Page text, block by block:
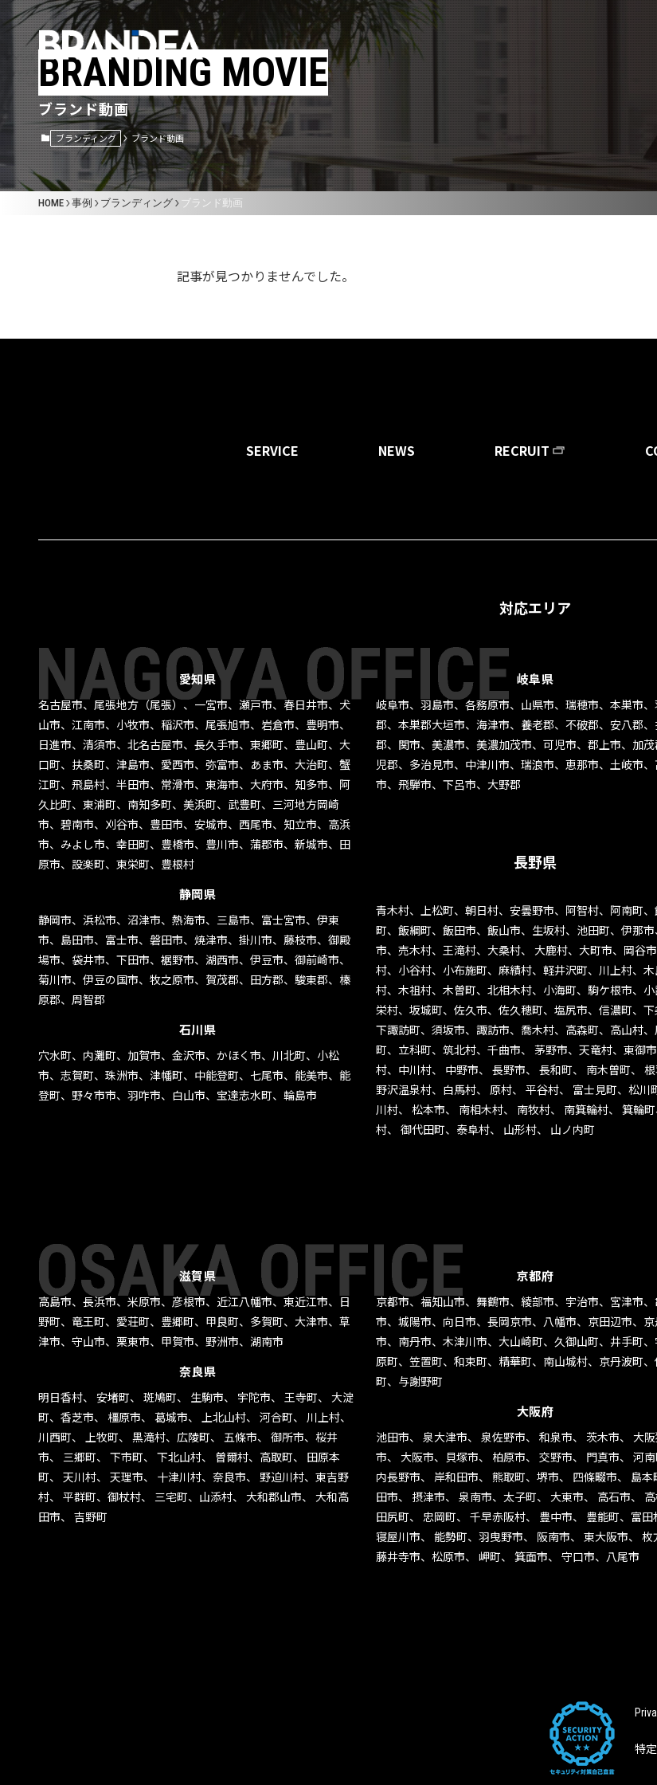
HOME
ABOUT US
会社概要
制作・開発料金のお見積り、サービスに関するご相談など、
お問い合わせフォーム 052-
BRANDING MOVIE
ブランド動画
ブランディング ブランド動画
HOME 事例 ブランディング ブランド動画
記事が見つかりませんでした。
SERVICE NEWS RECRUIT
対応エリア
愛知県
名古屋市、尾張地方（尾張）、一宮市、瀬戸市、春日井市、犬
山市、江南市、小牧市、稲沢市、尾張旭市、岩倉市、豊明市、
日進市、清須市、北名古屋市、長久手市、東郷町、豊山町、大
口町、扶桑町、津島市、愛西市、弥富市、あま市、大治町、蟹
江町、飛島村、半田市、常滑市、東海市、大府市、知多市、阿
久比町、東浦町、南知多町、美浜町、武豊町、三河地方岡崎
市、碧南市、刈谷市、豊田市、安城市、西尾市、知立市、高浜
市、みよし市、幸田町、豊橋市、豊川市、蒲郡市、新城市、田
原市、設楽町、東栄町、豊根村
静岡県
静岡市、浜松市、沼津市、熱海市、三島市、富士宮市、伊東
市、島田市、富士市、磐田市、焼津市、掛川市、藤枝市、御殿
場市、袋井市、下田市、裾野市、湖西市、伊豆市、御前崎市、
菊川市、伊豆の国市、牧之原市、賀茂郡、田方郡、駿東郡、榛
原郡、周智郡
石川県
穴水町、内灘町、加賀市、金沢市、かほく市、川北町、小松
市、志賀町、珠洲市、津幡町、中能登町、七尾市、能美市、能
登町、野々市市、羽咋市、白山市、宝達志水町、輪島市
岐阜県
岐阜市、羽島市、各務原市、山県市、瑞穂市、本巣市
郡、本巣郡大垣市、海津市、養老郡、不破郡、安八郡
郡、関市、美濃市、美濃加茂市、可児市、郡上市、加
児郡、多治見市、中津川市、瑞浪市、恵那市、土岐市、
市、飛騨市、下呂市、大野郡
長野県
青木村、上松町、朝日村、安曇野市、阿智村、阿南町
町、飯綱町、飯田市、飯山市、生坂村、池田町、伊那
市、売木村、王滝村、大桑村、 大鹿村、大町市、岡谷
村、小谷村、小布施町、麻績村、軽井沢町、川上村、木
村、木祖村、木曽町、北相木村、小海町、駒ケ根市、小
栄村、坂城町、佐久市、佐久穂町、塩尻市、信濃町、下
下諏訪町、須坂市、諏訪市、喬木村、高森町、高山村
町、立科町、筑北村、千曲市、 茅野市、天竜村、東御
村、中川村、 中野市、 長野市、 長和町、 南木曽町、 根
野沢温泉村、白馬村、 原村、 平谷村、 富士見町、松川
川村、 松本市、 南相木村、 南牧村、 南箕輪村、 箕輪
村、 御代田町、泰阜村、 山形村、 山ノ内町
滋賀県
高島市、長浜市、米原市、彦根市、近江八幡市、東近江市、日
野町、竜王町、愛荘町、豊郷町、甲良町、多賀町、大津市、草
津市、守山市、栗東市、甲賀市、野洲市、湖南市
奈良県
明日香村、 安堵町、 斑鳩町、 生駒市、 宇陀市、 王寺町、 大淀
町、香芝市、 橿原市、 葛城市、 上北山村、 河合町、 川上村、
川西町、 上牧町、 黒滝村、広陵町、 五條市、 御所市、桜井
市、 三郷町、 下市町、 下北山村、 曽爾村、高取町、 田原本
町、 天川村、 天理市、 十津川村、奈良市、 野迫川村、東吉野
村、 平群町、御杖村、 三宅町、山添村、 大和郡山市、 大和高
田市、 吉野町
京都府
京都市、福知山市、舞鶴市、綾部市、宇治市、宮津市、
市、城陽市、向日市、長岡京市、八幡市、京田辺市、京
市、南丹市、木津川市、大山崎町、久御山町、井手町
原町、笠置町、和束町、精華町、南山城村、京丹波町、
町、与謝野町
大阪府
池田市、 泉大津市、 泉佐野市、 和泉市、 茨木市、 大
市、 大阪市、貝塚市、 柏原市、 交野市、 門真市、 河
内長野市、 岸和田市、 熊取町、堺市、 四條畷市、 島本
田市、 摂津市、 泉南市、太子町、 大東市、 高石市、 高
田尻町、 忠岡町、 千早赤阪村、 豊中市、 豊能町、富田
寝屋川市、 能勢町、羽曳野市、 阪南市、 東大阪市、 枚
藤井寺市、松原市、 岬町、 箕面市、 守口市、八尾市
特